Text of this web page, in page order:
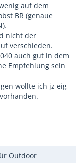
auf dem
BR (genaue
nicht der
verschieden.
auch gut in dem
Empfehlung sein
wollte ich jz eig
Outdoor